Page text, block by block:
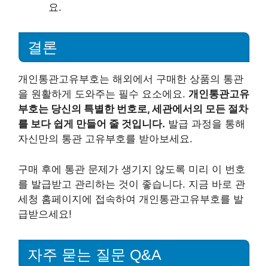
요.
결론
개인통관고유부호는 해외에서 구매한 상품의 통관
을 원활하게 도와주는 필수 요소에요. 개인통관고유
부호는 당신의 특별한 번호로, 세관에서의 모든 절차
를 보다 쉽게 만들어 줄 것입니다. 발급 과정을 통해
자신만의 통관 고유부호를 받아보세요.
구매 후에 통관 문제가 생기지 않도록 미리 이 번호
를 발급받고 관리하는 것이 좋습니다. 지금 바로 관
세청 홈페이지에 접속하여 개인통관고유부호를 발
급받으세요!
자주 묻는 질문 Q&A